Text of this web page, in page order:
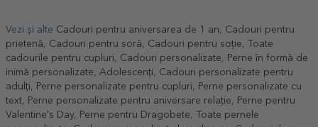
Vezi și alte Cadouri pentru aniversarea de 1 an
Cadouri pentru
prietenă
Cadouri pentru soră Cadouri pentru soție
Toate
cadourile pentru cupluri
Cadouri personalizate
Perne în formă de
inimă personalizate
Adolescenți
Cadouri personalizate pentru
adulți
Perne personalizate pentru cupluri
Perne personalizate cu
text
Perne personalizate pentru aniversare relație
Perne pentru
Valentine's Day, Perne pentru Dragobete
Toate pernele